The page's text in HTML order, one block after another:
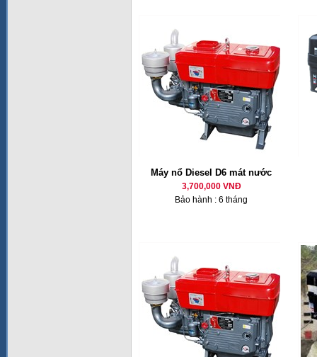
Máy nổ Diesel D6 mát nước
3,700,000 VNĐ
Bảo hành : 6 tháng